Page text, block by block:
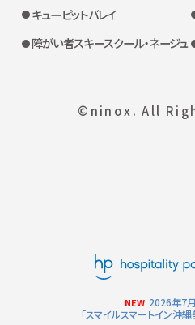
キューピットバレイ
障がい者スキースクール・ネージュ
©ninox. All
NEW 2026年7
「スマイルスマートイン沖